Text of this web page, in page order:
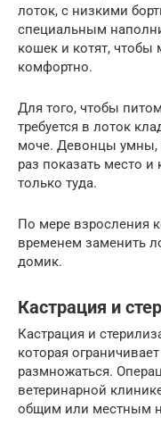
лоток, с низкими
специальным
кошек и котят,
комфортно.
Для того, чтобы
требуется в лоток
моче. Девонцы умны,
раз показать место и
только туда.
По мере взросления
временем заменить
домик.
Кастрация и
Кастрация и
которая
размножаться.
ветеринарной
общим или местным